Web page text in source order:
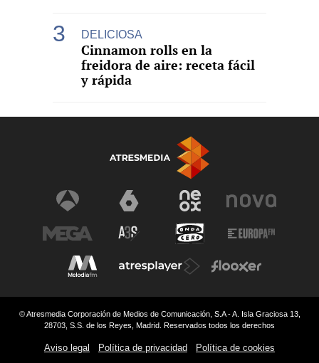
DELICIOSA
Cinnamon rolls en la
freidora de aire: receta fácil
y rápida
© Atresmedia Corporación de Medios de Comunicación, S.A - A. Isla Graciosa 13,
28703, S.S. de los Reyes, Madrid. Reservados todos los derechos
Aviso legal Política de privacidad Política de cookies